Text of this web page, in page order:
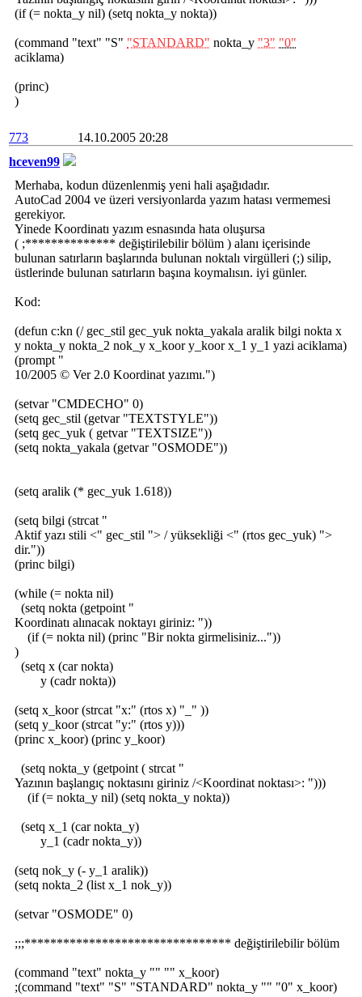
(if (= nokta_y nil) (setq nokta_y nokta))
(command "text" "S" "STANDARD" nokta_y "3" "0"
aciklama)
(princ)
)
773
14.10.2005 20:28
hceven99
Merhaba, kodun düzenlenmiş yeni hali aşağıdadır.
AutoCad 2004 ve üzeri versiyonlarda yazım hatası vermemesi
gerekiyor.
Yinede Koordinatı yazım esnasında hata oluşursa
( ;************** değiştirilebilir bölüm ) alanı içerisinde
bulunan satırların başlarında bulunan noktalı virgülleri (;) silip,
üstlerinde bulunan satırların başına koymalısın. iyi günler.
Kod:
(defun c:kn (/ gec_stil gec_yuk nokta_yakala aralik bilgi nokta x
y nokta_y nokta_2 nok_y x_koor y_koor x_1 y_1 yazi aciklama)
(prompt "
10/2005 © Ver 2.0 Koordinat yazımı.")
(setvar "CMDECHO" 0)
(setq gec_stil (getvar "TEXTSTYLE"))
(setq gec_yuk ( getvar "TEXTSIZE"))
(setq nokta_yakala (getvar "OSMODE"))
(setq aralik (* gec_yuk 1.618))
(setq bilgi (strcat "
Aktif yazı stili <" gec_stil "> / yüksekliği <" (rtos gec_yuk) ">
dir."))
(princ bilgi)
(while (= nokta nil)
(setq nokta (getpoint "
Koordinatı alınacak noktayı giriniz: "))
(if (= nokta nil) (princ "Bir nokta girmelisiniz..."))
)
(setq x (car nokta)
y (cadr nokta))
(setq x_koor (strcat "x:" (rtos x) "_" ))
(setq y_koor (strcat "y:" (rtos y)))
(princ x_koor) (princ y_koor)
(setq nokta_y (getpoint ( strcat "
Yazının başlangıç noktasını giriniz /<Koordinat noktası>: ")))
(if (= nokta_y nil) (setq nokta_y nokta))
(setq x_1 (car nokta_y)
y_1 (cadr nokta_y))
(setq nok_y (- y_1 aralik))
(setq nokta_2 (list x_1 nok_y))
(setvar "OSMODE" 0)
;;;******************************** değiştirilebilir bölüm
(command "text" nokta_y "" "" x_koor)
;(command "text" "S" "STANDARD" nokta_y "" "0" x_koor)